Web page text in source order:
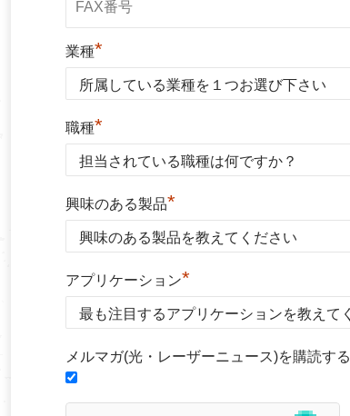
業種*
職種*
興味のある製品*
アプリケーション*
メルマガ(光・レーザーニュース)を購読する